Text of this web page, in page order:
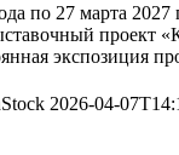
по 27 марта
проект
экспозиция
2026-04-